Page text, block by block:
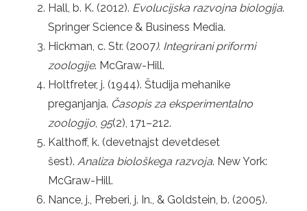
Hall, b. K. (2012). Evolucijska razvojna biologija.
Springer Science & Business Media.
Hickman, c. Str. (2007). Integrirani priformi
zoologije. McGraw-Hill.
Holtfreter, j. (1944). Študija mehanike
preganjanja. Časopis za eksperimentalno
zoologijo 95(2), 171–212.
Kalthoff, k. (devetnajst devetdeset
šest). Analiza biološkega razvoja. New York:
McGraw-Hill.
Nance, j., Preberi, j. In., & Goldstein, b. (2005).